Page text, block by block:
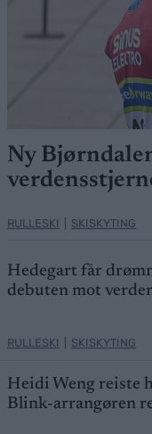
Ny
RULLESKI SKISKYTING
Hedegart får
debuten mot
RULLESKI SKISKYTING
Heidi Weng reiste
Blink-arrangøren